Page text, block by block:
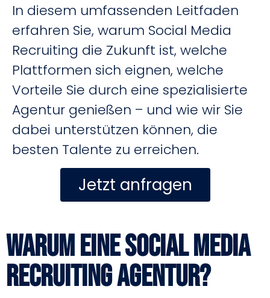
In diesem umfassenden Leitfaden
erfahren Sie, warum Social Media
Recruiting die Zukunft ist, welche
Plattformen sich eignen, welche
Vorteile Sie durch eine spezialisierte
Agentur genießen – und wie wir Sie
dabei unterstützen können, die
besten Talente zu erreichen.
Jetzt anfragen
Warum eine Social Media
Recruiting Agentur?